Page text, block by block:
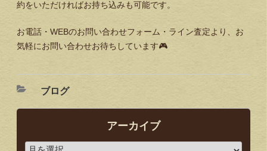
約をいただければお持ち込みも可能です。
お電話・ WEBのお問い合わせフォーム・ライン査定より、お
気軽にお問い合わせお待ちしています🎮
ブログ
アーカイブ